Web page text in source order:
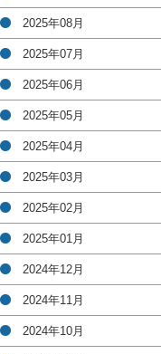
2025年08月
2025年07月
2025年06月
2025年05月
2025年04月
2025年03月
2025年02月
2025年01月
2024年12月
2024年11月
2024年10月